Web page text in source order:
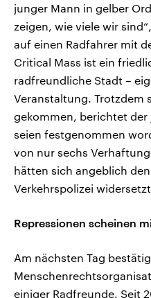
junger Mann in gelber
zeigen, wie viele wir
auf einen Radfahrer mit
Critical Mass ist ein
radfreundliche Stadt –
Veranstaltung. Trotzdem
gekommen, berichtet der
seien festgenommen
von nur sechs
hätten sich angeblich
Verkehrspolizei
Repressionen scheinen
Am nächsten Tag
einiger Radfreunde. Seit